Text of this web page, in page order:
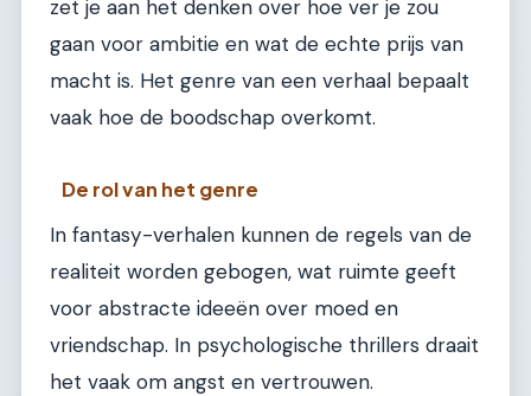
zet je aan het denken over hoe ver je zou
gaan voor ambitie en wat de echte prijs van
macht is. Het genre van een verhaal bepaalt
vaak hoe de boodschap overkomt.
De rol van het genre
In fantasy-verhalen kunnen de regels van de
realiteit worden gebogen, wat ruimte geeft
voor abstracte ideeën over moed en
vriendschap. In psychologische thrillers draait
het vaak om angst en vertrouwen.